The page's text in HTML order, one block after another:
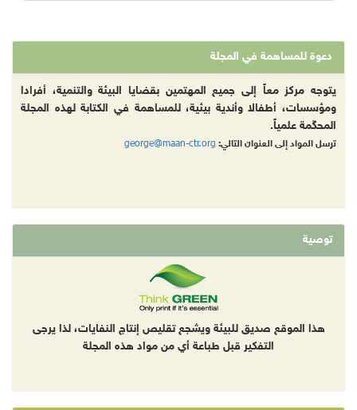
دعوة للمساهمة في المجلة
يتوجه مركز معاً إلى جميع المهتمين بقضايا البيئة والتنمية، أفرادا
ومؤسسات، أطفالا وأندية بيئية، للمساهمة في الكتابة لهذه المجلة
المحكّمة علمياً.
ترسل المواد إلى العنوان التالي: george@maan-ctr.org
توصية
هذا الموقع صديق للبيئة ويشجع تقليص إنتاج النفايات، لذا يرجى
التفكير قبل طباعة أي من مواد هذه المجلة